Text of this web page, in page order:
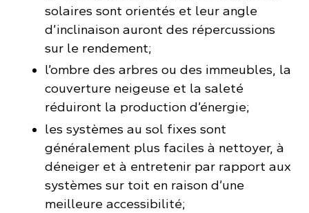
solaires sont orientés et leur angle
d’inclinaison auront des répercussions
sur le rendement;
l’ombre des arbres ou des immeubles, la
couverture neigeuse et la saleté
réduiront la production d’énergie;
les systèmes au sol fixes sont
généralement plus faciles à nettoyer, à
déneiger et à entretenir par rapport aux
systèmes sur toit en raison d’une
meilleure accessibilité;